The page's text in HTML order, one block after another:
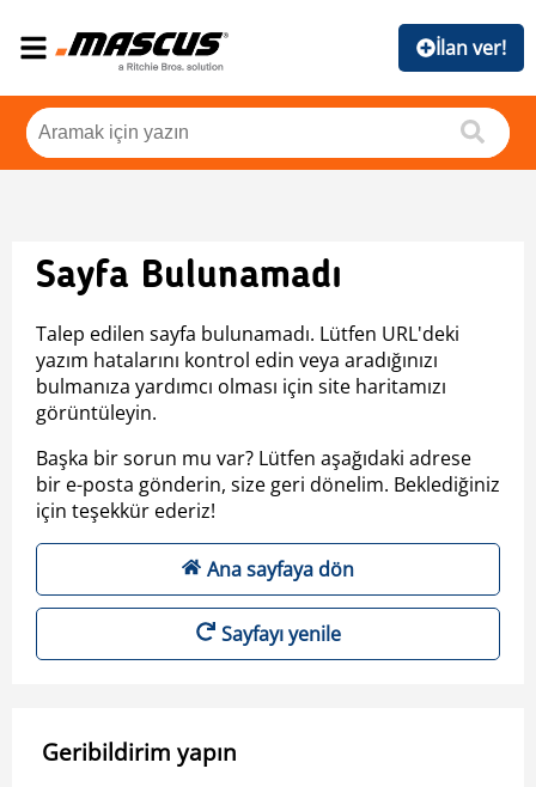
İlan ver!
Sayfa Bulunamadı
Talep edilen sayfa bulunamadı. Lütfen URL'deki
yazım hatalarını kontrol edin veya aradığınızı
bulmanıza yardımcı olması için site haritamızı
görüntüleyin.
Başka bir sorun mu var? Lütfen aşağıdaki adrese
bir e-posta gönderin, size geri dönelim. Beklediğiniz
için teşekkür ederiz!
Ana sayfaya dön
Sayfayı yenile
Geribildirim yapın